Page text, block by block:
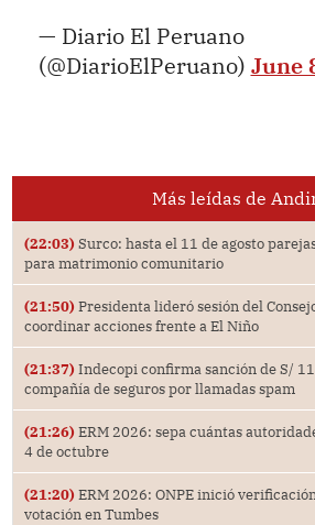
— Diario El Peruano
(@DiarioElPeruano) June
Más leídas de
(22:03) Surco: hasta el 11 de agosto
para matrimonio comunitario
(21:50) Presidenta lideró sesión del
coordinar acciones frente a El Niño
(21:37) Indecopi confirma sanción de S/
compañía de seguros por llamadas spam
(21:26) ERM 2026: sepa cuántas
4 de octubre
(21:20) ERM 2026: ONPE inició
votación en Tumbes